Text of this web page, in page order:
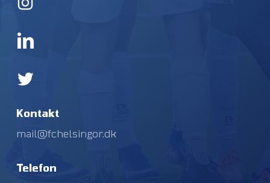
Kontakt
mail@fchelsingor.dk
Telefon